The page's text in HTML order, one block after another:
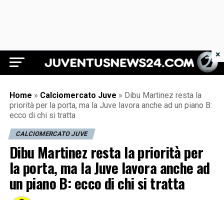
Juventus News 24
Home » Calciomercato Juve » Dibu Martinez resta la
priorità per la porta, ma la Juve lavora anche ad un piano B:
ecco di chi si tratta
CALCIOMERCATO JUVE
Dibu Martinez resta la priorità per
la porta, ma la Juve lavora anche ad
un piano B: ecco di chi si tratta
×